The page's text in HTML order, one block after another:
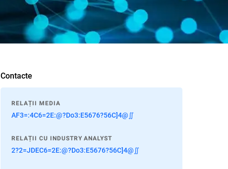
Contacte
RELAȚII MEDIA
AF3=:4C6=2E:@?Do3:E5676?56C]4@∬
RELAȚII CU INDUSTRY ANALYST
2?2=JDEC6=2E:@?Do3:E5676?56C]4@∬